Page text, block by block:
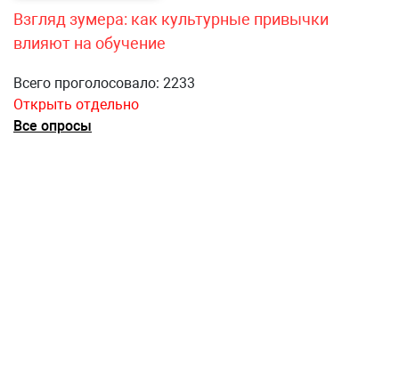
Взгляд зумера: как культурные привычки
влияют на обучение
Всего проголосовало: 2233
Открыть отдельно
Все опросы